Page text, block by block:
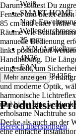
Weiß
SMART HOME
Nach
25 mm
AKN
4N36
EAN
4306516784356
Darum solltest Du
Fenster und bietet
85 cm und einer Höhe
Räume wie
manuelle Bedienung
links positioniert
Handhabung. Die
eingestellt, um
mit Kindern. Der
und moderne Optik,
harmonische
und bietet eine
erholsame Nachtruhe
Decke als auch an der
eine einfache
Mehr anzeigen
Bereich überspringen